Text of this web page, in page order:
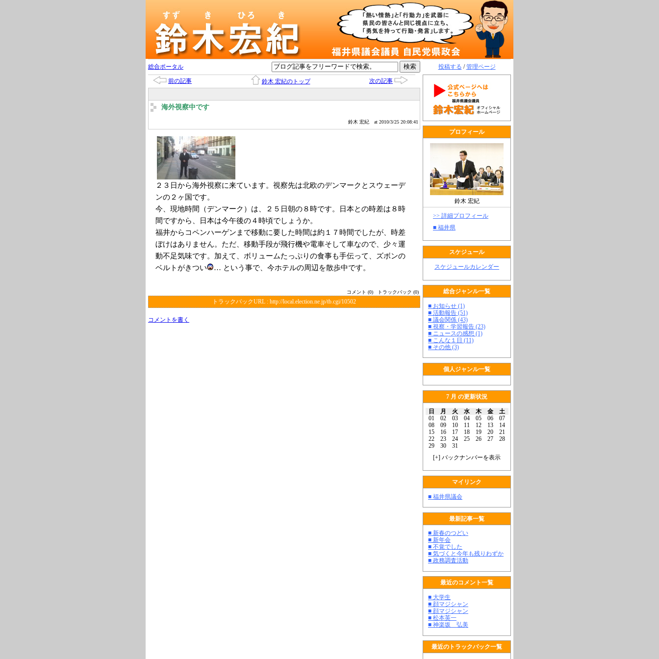
投稿する /管理ページ
プロフィール
鈴木 宏紀
>> 詳細プロフィール
■ 福井県
スケジュール
スケジュールカレンダー
総合ジャンル一覧
■ お知らせ (1)
■ 活動報告 (51)
■ 議会関係 (43)
■ 視察・学習報告 (23)
■ ニュースの感想 (1)
■ こんな１日 (11)
■ その他 (3)
個人ジャンル一覧
7 月 の更新状況
日 月 火 水 木 金
土
01
02 03 04 05 06
07
08
09 10 11 12 13
14
15
16 17 18 19 20
21
22
23 24 25 26 27
28
29
30
31
[+] バックナンバーを表示
マイリンク
■ 福井県議会
最新記事一覧
■ 新春のつどい
■ 新年会
■ 不覚でした
■ 気づくと今年も残りわずか
■ 政務調査活動
最近のコメント一覧
■ 大学生
■ 顔マジシャン
■ 顔マジシャン
■ 松本英一
■ 神楽坂 弘美
最近のトラックバック一覧
総合ポータル
前の記事 鈴木 宏紀のトップ 次の記事
海外視察中です
鈴木 宏紀 at 2010/3/25 20:08:41
２３日から海外視察に来ています。視察先は北欧のデンマークとスウェーデ
ンの２ヶ国です。
今、現地時間（デンマーク）は、２５日朝の８時です。日本との時差は８時
間ですから、日本は今午後の４時頃でしょうか。
福井からコペンハーゲンまで移動に要した時間は約１７時間でしたが、時差
ぼけはありません。ただ、移動手段が飛行機や電車そして車なので、少々運
動不足気味です。加えて、ボリュームたっぷりの食事も手伝って、ズボンの
ベルトがきつい
… という事で、今ホテルの周辺を散歩中です。
コメント (0) トラックバック (0)
トラックバックURL : http://local.election.ne.jp/tb.cgi/10502
コメントを書く